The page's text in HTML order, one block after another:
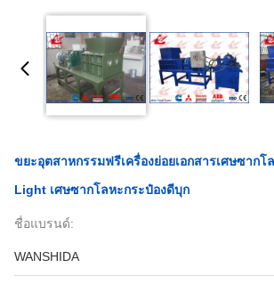
ขยะอุตสาหกรรมฟรีเครื่องย่อยเอกสารเศษซากโ
Light เศษซากโลหะกระป๋องดีบุก
ชื่อแบรนด์:
WANSHIDA